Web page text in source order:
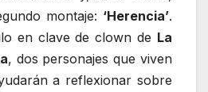
montaje: ‘Herencia’.
en clave de clown de La
, dos personajes que viven
a reflexionar sobre